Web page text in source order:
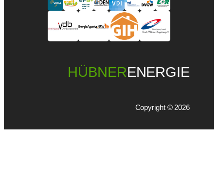
HÜBNERENERGIE
Copyright © 2026